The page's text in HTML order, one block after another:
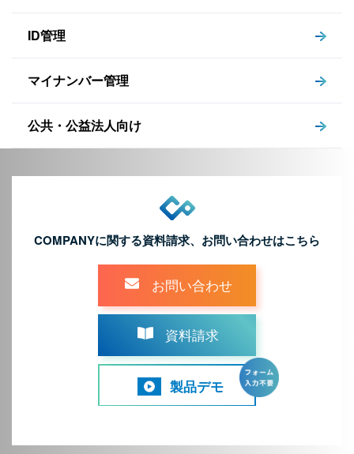
ID管理
マイナンバー管理
公共・公益法人向け
COMPANYに関する資料請求、お問い合わせはこちら
お問い合わせ
資料請求
製品デモ